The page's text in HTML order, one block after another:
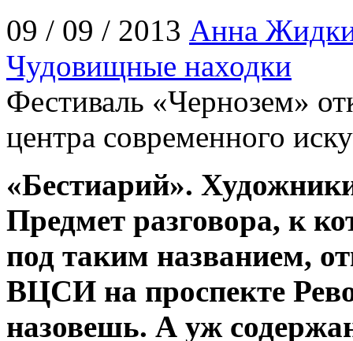
09 / 09 / 2013 Анна
Чудовищные находки
Фестиваль «Чернозем»
центра современного
«Бестиарий».
Предмет разговора, к
под таким названием,
ВЦСИ на проспекте
назовешь. А уж